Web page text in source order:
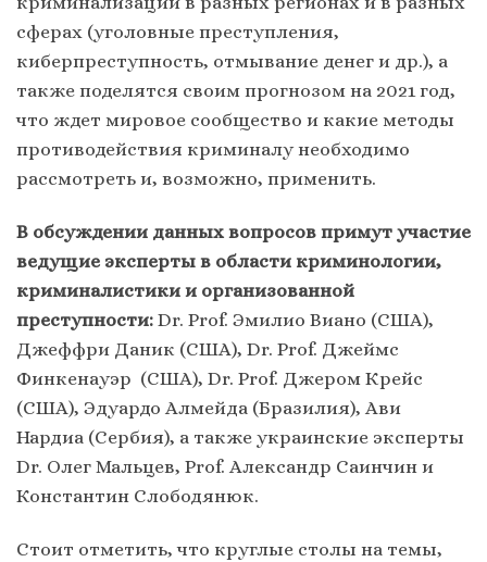
сферах (уголовные преступления,
киберпреступность, отмывание денег и др.), а
также поделятся своим прогнозом на 2021 год,
что ждет мировое сообщество и какие методы
противодействия криминалу необходимо
рассмотреть и, возможно, применить.
В обсуждении данных вопросов примут участие
ведущие эксперты в области криминологии,
криминалистики и организованной
преступности: Dr. Prof. Эмилио Виано (США),
Джеффри Даник (США), Dr. Prof. Джеймс
Финкенауэр (США), Dr. Prof. Джером Крейс
(США), Эдуардо Алмейда (Бразилия), Ави
Нардиа (Сербия), а также украинские эксперты
Dr. Олег Мальцев, Prof. Александр Саинчин и
Константин Слободянюк.
Стоит отметить, что круглые столы на темы,